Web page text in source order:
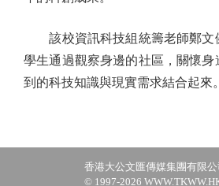
該校資訊科技組統籌老師鄭文
學生通過觀察身邊的社區，關懷身
到的科技知識與現實需求結合起來
香港大公文匯傳媒集團有限
© 1997-2026